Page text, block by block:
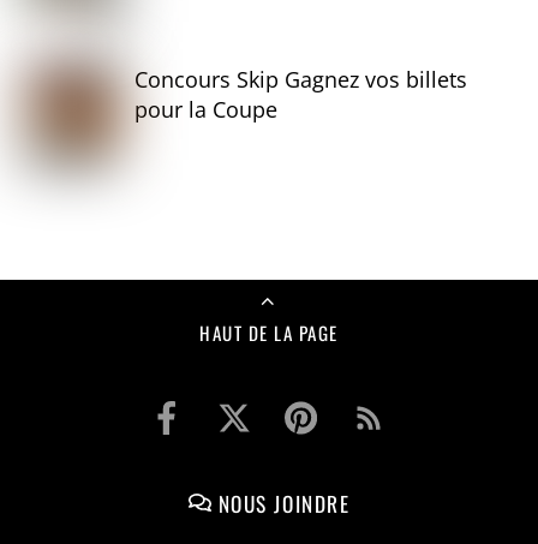
Concours Skip Gagnez vos billets
pour la Coupe
HAUT DE LA PAGE
NOUS JOINDRE